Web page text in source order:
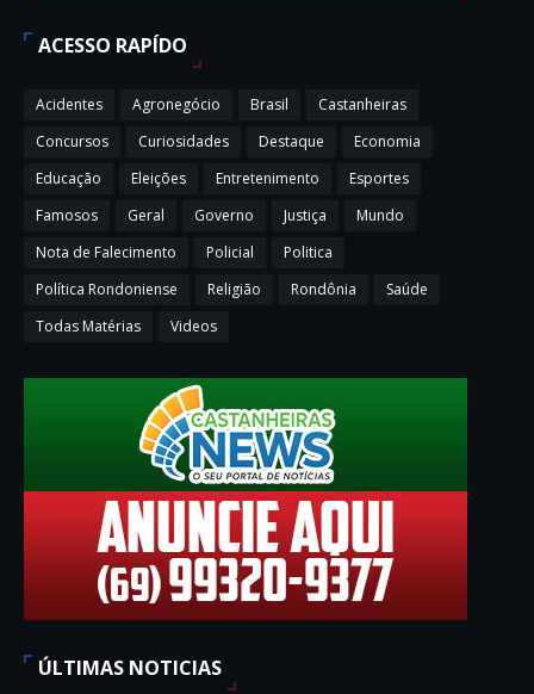
ACESSO RAPÍDO
Acidentes Agronegócio Brasil
Castanheiras
Concursos
Curiosidades Destaque
Economia
Educação
Eleições Entretenimento
Esportes
Famosos
Geral Governo Justiça
Mundo
Nota de Falecimento
Policial
Politica
Política Rondoniense
Religião Rondônia
Saúde
Todas Matérias
Videos
ÚLTIMAS NOTICIAS